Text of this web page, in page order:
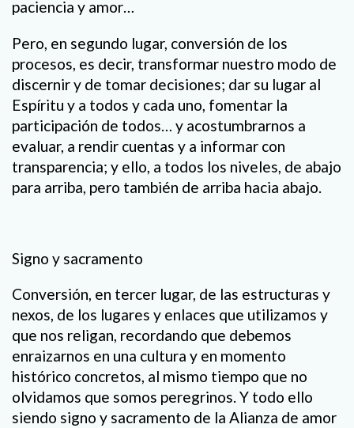
paciencia y amor…
Pero, en segundo lugar, conversión de los
procesos, es decir, transformar nuestro modo de
discernir y de tomar decisiones; dar su lugar al
Espíritu y a todos y cada uno, fomentar la
participación de todos… y acostumbrarnos a
evaluar, a rendir cuentas y a informar con
transparencia; y ello, a todos los niveles, de abajo
para arriba, pero también de arriba hacia abajo.
Signo y sacramento
Conversión, en tercer lugar, de las estructuras y
nexos, de los lugares y enlaces que utilizamos y
que nos religan, recordando que debemos
enraizarnos en una cultura y en momento
histórico concretos, al mismo tiempo que no
olvidamos que somos peregrinos. Y todo ello
siendo signo y sacramento de la Alianza de amor